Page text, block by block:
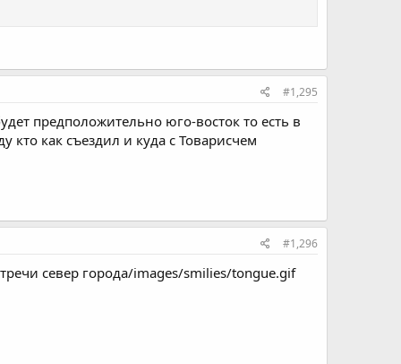
#1,295
предположительно юго-восток то есть в
кто как съездил и куда с Товарисчем
#1,296
север города/images/smilies/tongue.gif